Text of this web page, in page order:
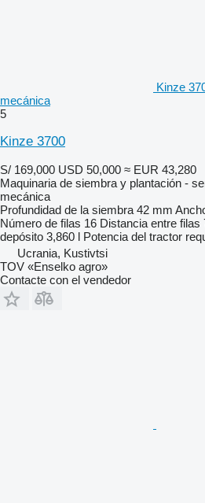
Kinze
mecánica
5
Kinze 3700
S/ 169,000 USD 50,000 ≈ EUR 43,280
Maquinaria de siembra y plantación -
mecánica
Profundidad de la siembra 42 mm
Número de filas 16 Distancia entre filas
depósito 3,860 l Potencia del tractor
Ucrania, Kustivtsi
TOV «Enselko agro»
Contacte con el vendedor